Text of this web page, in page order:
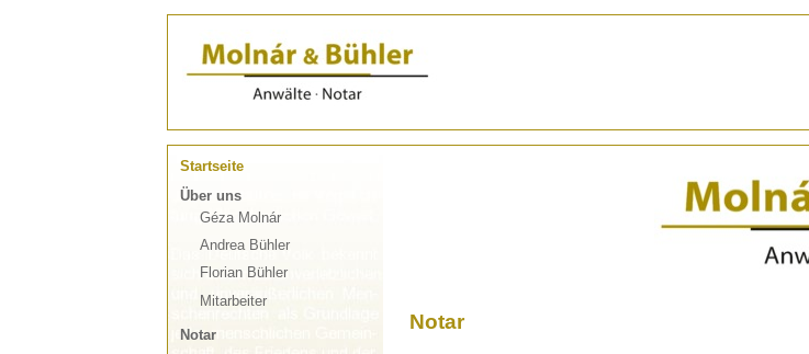
Startseite
Über uns
Géza Molnár
Andrea Bühler
Florian Bühler
Mitarbeiter
Notar
Notar